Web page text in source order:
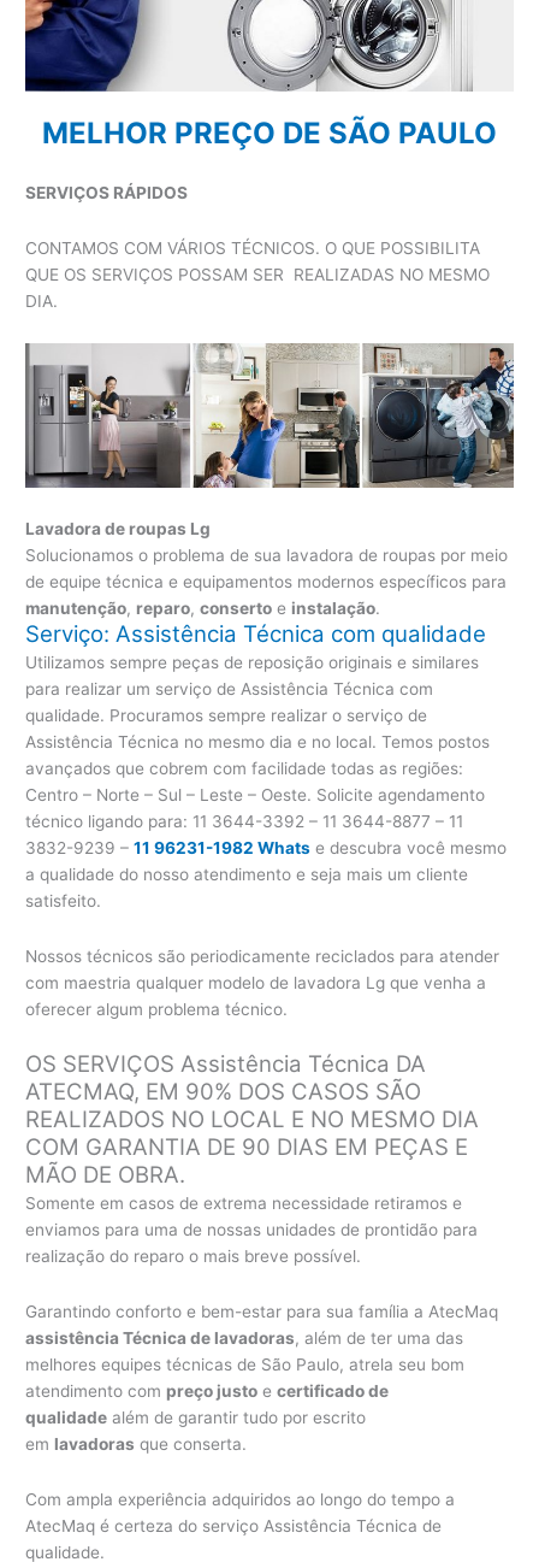
MELHOR PREÇO DE SÃO PAULO
SERVIÇOS RÁPIDOS
CONTAMOS COM VÁRIOS TÉCNICOS. O QUE POSSIBILITA
QUE OS SERVIÇOS POSSAM SER REALIZADAS NO MESMO
DIA.
Lavadora de roupas Lg
Solucionamos o problema de sua lavadora de roupas por meio
de equipe técnica e equipamentos modernos específicos para
manutenção, reparo,conserto e instalação.
Serviço: Assistência Técnica com qualidade
Utilizamos sempre peças de reposição originais e similares
para realizar um serviço de Assistência Técnica com
qualidade. Procuramos sempre realizar o serviço de
Assistência Técnica no mesmo dia e no local. Temos postos
avançados que cobrem com facilidade todas as regiões:
Centro – Norte – Sul – Leste – Oeste. Solicite agendamento
técnico ligando para: 11 3644-3392 – 11 3644-8877 – 11
3832-9239 –11 96231-1982 Whats e descubra você mesmo
a qualidade do nosso atendimento e seja mais um cliente
satisfeito.
Nossos técnicos são periodicamente reciclados para atender
com maestria qualquer modelo de lavadora Lg que venha a
oferecer algum problema técnico.
OS SERVIÇOS Assistência Técnica DA
ATECMAQ, EM 90% DOS CASOS SÃO
REALIZADOS NO LOCAL E NO MESMO DIA
COM GARANTIA DE 90 DIAS EM PEÇAS E
MÃO DE OBRA.
Somente em casos de extrema necessidade retiramos e
enviamos para uma de nossas unidades de prontidão para
realização do reparo o mais breve possível.
Garantindo conforto e bem-estar para sua família a AtecMaq
assistência Técnica de lavadoras, além de ter uma das
melhores equipes técnicas de São Paulo, atrela seu bom
atendimento com preço justo ecertificado de
qualidade além de garantir tudo por escrito
em lavadoras que conserta.
Com ampla experiência adquiridos ao longo do tempo a
AtecMaq é certeza do serviço Assistência Técnica de
qualidade.